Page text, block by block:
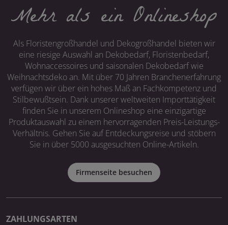
Mehr als ein Onlineshop
Als Floristengroßhandel und Dekogroßhandel bieten wir
eine riesige Auswahl an Dekobedarf, Floristenbedarf,
Wohnaccessoires und saisonalen Dekobedarf wie
Weihnachtsdeko an. Mit über 70 Jahren Branchenerfahrung
verfügen wir über ein hohes Maß an Fachkompetenz und
Stilbewußtsein. Dank unserer weltweiten Importtätigkeit
finden Sie in unserem Onlineshop eine einzigartige
Produktauswahl zu einem hervorragenden Preis-Leistungs-
Verhältnis. Gehen Sie auf Entdeckungsreise und stöbern
Sie in über 5000 ausgesuchten Online-Artikeln.
Firmenseite besuchen
ZAHLUNGSARTEN